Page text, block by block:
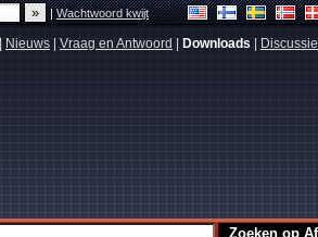
|Wachtwoord kwijt
Nieuws Vraag en Antwoord Downloads Discussie